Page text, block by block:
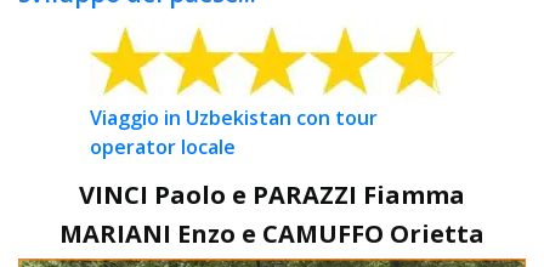
Viaggio in Uzbekistan con tour
operator locale
VINCI Paolo e PARAZZI Fiamma
MARIANI Enzo e CAMUFFO Orietta